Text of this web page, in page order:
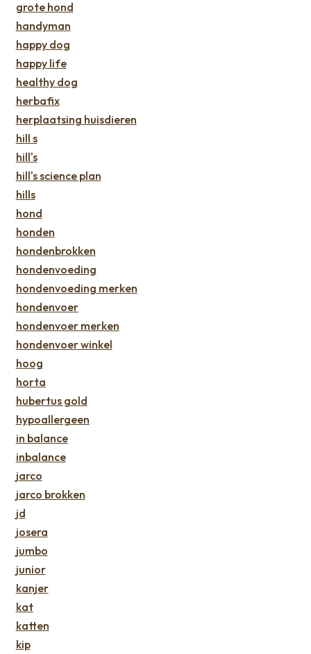
grote hond
handyman
happy dog
happy life
healthy dog
herbafix
herplaatsing huisdieren
hill s
hill's
hill's science plan
hills
hond
honden
hondenbrokken
hondenvoeding
hondenvoeding merken
hondenvoer
hondenvoer merken
hondenvoer winkel
hoog
horta
hubertus gold
hypoallergeen
in balance
inbalance
jarco
jarco brokken
jd
josera
jumbo
junior
kanjer
kat
katten
kip